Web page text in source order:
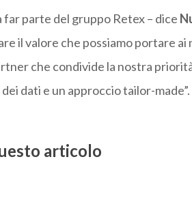
far parte del gruppo Retex – dice
il valore che possiamo portare ai
che condivide la nostra
dati e un approccio tailor-made”.
articolo